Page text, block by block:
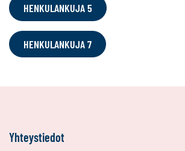
HENKULANKUJA 5
HENKULANKUJA 7
Yhteystiedot